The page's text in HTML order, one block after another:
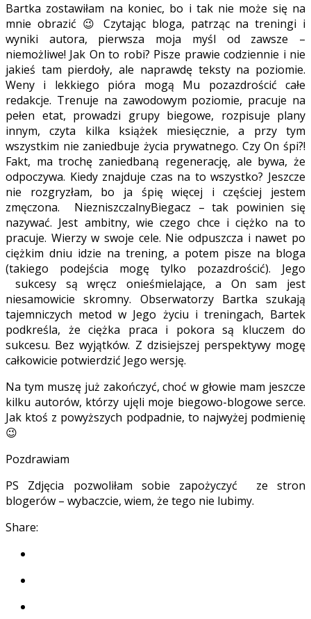
Bartka zostawiłam na koniec, bo i tak nie może się na
mnie obrazić 😉 Czytając bloga, patrząc na treningi i
wyniki autora, pierwsza moja myśl od zawsze –
niemożliwe! Jak On to robi? Pisze prawie codziennie i nie
jakieś tam pierdoły, ale naprawdę teksty na poziomie.
Weny i lekkiego pióra mogą Mu pozazdrościć całe
redakcje. Trenuje na zawodowym poziomie, pracuje na
pełen etat, prowadzi grupy biegowe, rozpisuje plany
innym, czyta kilka książek miesięcznie, a przy tym
wszystkim nie zaniedbuje życia prywatnego. Czy On śpi?!
Fakt, ma trochę zaniedbaną regenerację, ale bywa, że
odpoczywa. Kiedy znajduje czas na to wszystko? Jeszcze
nie rozgryzłam, bo ja śpię więcej i częściej jestem
zmęczona. NiezniszczalnyBiegacz – tak powinien się
nazywać. Jest ambitny, wie czego chce i ciężko na to
pracuje. Wierzy w swoje cele. Nie odpuszcza i nawet po
ciężkim dniu idzie na trening, a potem pisze na bloga
(takiego podejścia mogę tylko pozazdrościć). Jego
sukcesy są wręcz onieśmielające, a On sam jest
niesamowicie skromny. Obserwatorzy Bartka szukają
tajemniczych metod w Jego życiu i treningach, Bartek
podkreśla, że ciężka praca i pokora są kluczem do
sukcesu. Bez wyjątków. Z dzisiejszej perspektywy mogę
całkowicie potwierdzić Jego wersję.
Na tym muszę już zakończyć, choć w głowie mam jeszcze
kilku autorów, którzy ujęli moje biegowo-blogowe serce.
Jak ktoś z powyższych podpadnie, to najwyżej podmienię
😉
Pozdrawiam
PS Zdjęcia pozwoliłam sobie zapożyczyć ze stron
blogerów – wybaczcie, wiem, że tego nie lubimy.
Share: